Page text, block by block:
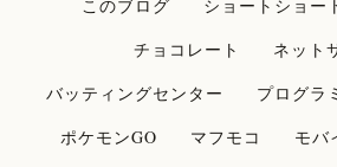
このブログ
ショートショー
チョコレート
ネット
バッティングセンター
プログラ
ポケモンGO
マフモコ モバ